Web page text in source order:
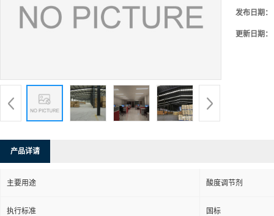
发布日期：
更新日期：
产品详请
主要用途 酸度调节剂
执行标准 国标